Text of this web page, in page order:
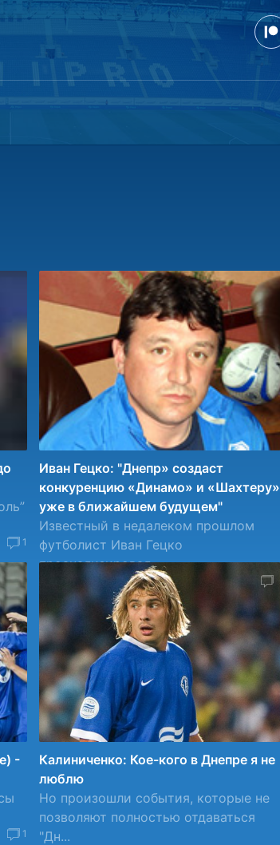
1
Иван Гецко: "Днепр» создаст
конкуренцию «Динамо» и «Шахтеру»
уже в ближайшем будущем"
Известный в недалеком прошлом
футболист Иван Гецко
проанализировал ...
03.05.2011 08:34
-
1
Калиниченко: Кое-кого в Днепре я не
люблю
Но произошли события, которые не
позволяют полностью отдаваться
"Дн...